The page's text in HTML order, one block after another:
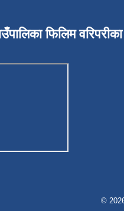
फिलिम वरिपरीका
©